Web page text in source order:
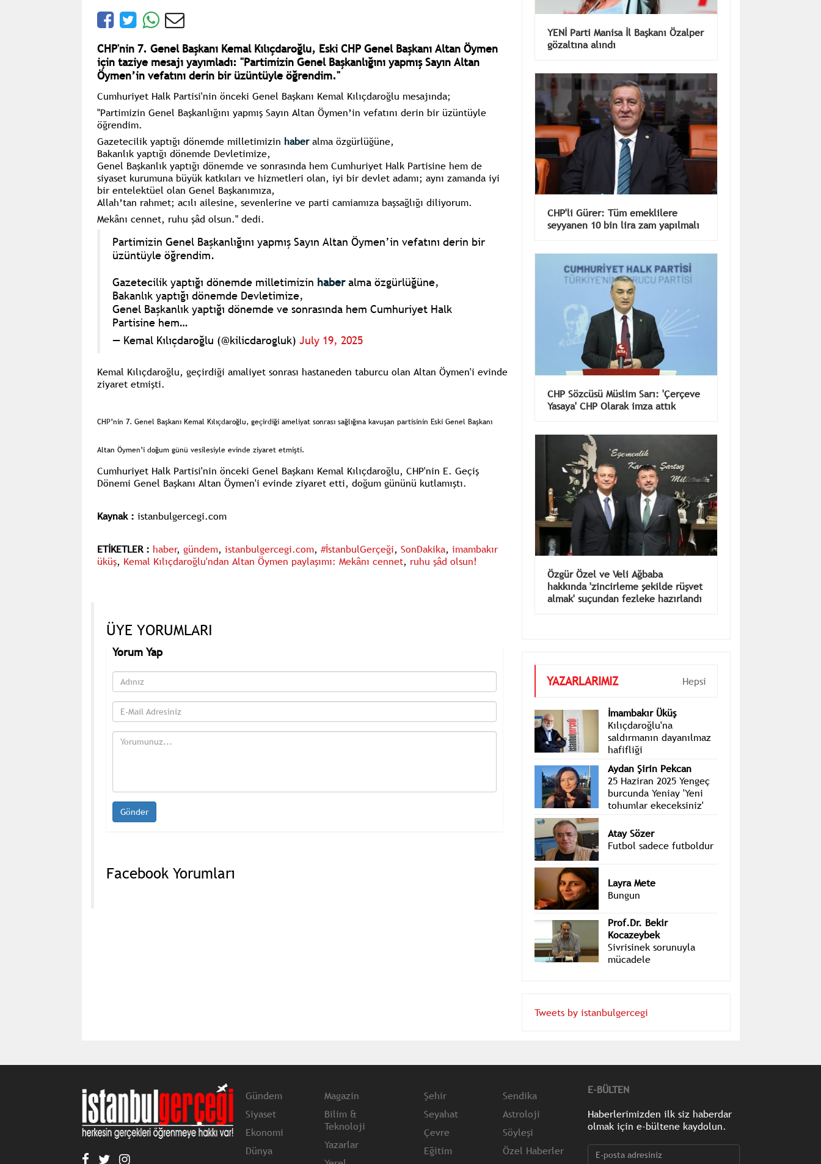
CHP'nin 7. Genel Başkanı Kemal Kılıçdaroğlu, Eski CHP Genel Başkanı Altan Öymen
için taziye mesajı yayımladı: "Partimizin Genel Başkanlığını yapmış Sayın Altan
Öymen’in vefatını derin bir üzüntüyle öğrendim."
Cumhuriyet Halk Partisi'nin önceki Genel Başkanı Kemal Kılıçdaroğlu mesajında;
"Partimizin Genel Başkanlığını yapmış Sayın Altan Öymen’in vefatını derin bir üzüntüyle
öğrendim.
Gazetecilik yaptığı dönemde milletimizin haberalma özgürlüğüne,
Bakanlık yaptığı dönemde Devletimize,
Genel Başkanlık yaptığı dönemde ve sonrasında hem Cumhuriyet Halk Partisine hem de
siyaset kurumuna büyük katkıları ve hizmetleri olan, iyi bir devlet adamı; aynı zamanda iyi
bir entelektüel olan Genel Başkanımıza,
Allah’tan rahmet; acılı ailesine, sevenlerine ve parti camiamıza başsağlığı diliyorum.
Mekânı cennet, ruhu şâd olsun." dedi.
Partimizin Genel Başkanlığını yapmış Sayın Altan Öymen’in vefatını derin bir
üzüntüyle öğrendim.
Gazetecilik yaptığı dönemde milletimizin haberalma özgürlüğüne,
Bakanlık yaptığı dönemde Devletimize,
Genel Başkanlık yaptığı dönemde ve sonrasında hem Cumhuriyet Halk
Partisine hem…
— Kemal Kılıçdaroğlu (@kilicdarogluk) July 19, 2025
Kemal Kılıçdaroğlu, geçirdiği amaliyet sonrası hastaneden taburcu olan Altan Öymen'i evinde
ziyaret etmişti.
CHP’nin 7. Genel Başkanı Kemal Kılıçdaroğlu, geçirdiği ameliyat sonrası sağlığına kavuşan partisinin Eski Genel Başkanı
Altan Öymen’i doğum günü vesilesiyle evinde ziyaret etmişti.
Cumhuriyet Halk Partisi'nin önceki Genel Başkanı Kemal Kılıçdaroğlu, CHP'nin E. Geçiş
Dönemi Genel Başkanı Altan Öymen'i evinde ziyaret etti, doğum gününü kutlamıştı.
Kaynak : istanbulgercegi.com
ETİKETLER : haber, gündem, istanbulgercegi.com, #İstanbulGerçeği, SonDakika, imambakır
üküş, Kemal Kılıçdaroğlu'ndan Altan Öymen paylaşımı: Mekânı cennet, ruhu şâd olsun!
ÜYE YORUMLARI
Yorum Yap
Facebook Yorumları
YENİ Parti Manisa İl Başkanı Özalper
gözaltına alındı
CHP'li Gürer: Tüm emeklilere
seyyanen 10 bin lira zam yapılmalı
CHP Sözcüsü Müslim Sarı: 'Çerçeve
Yasaya' CHP Olarak imza attık
Özgür Özel ve Veli Ağbaba
hakkında 'zincirleme şekilde rüşvet
almak' suçundan fezleke hazırlandı
YAZARLARIMIZ Hepsi
İmambakır Üküş
Kılıçdaroğlu'na
saldırmanın dayanılmaz
hafifliği
Aydan Şirin Pekcan
25 Haziran 2025 Yengeç
burcunda Yeniay 'Yeni
tohumlar ekeceksiniz'
Atay Sözer
Futbol sadece futboldur
Layra Mete
Bungun
Prof.Dr. Bekir
Kocazeybek
Sivrisinek sorunuyla
mücadele
Tweets by istanbulgercegi
Gündem
Siyaset
Ekonomi
Dünya
Magazin
Bilim &
Teknoloji
Yazarlar
Şehir
Seyahat
Çevre
Eğitim
Sendika
Astroloji
Söyleşi
Özel Haberler
E-BÜLTEN
Haberlerimizden ilk siz haberdar
olmak için e-bültene kaydolun.